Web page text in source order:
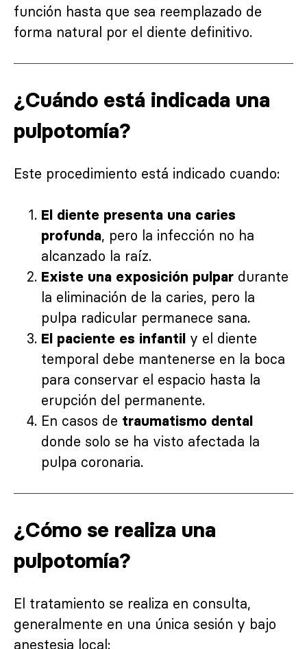
función hasta que sea reemplazado de
forma natural por el diente definitivo.
¿Cuándo está indicada una
pulpotomía?
Este procedimiento está indicado cuando:
El diente presenta una caries
profunda, pero la infección no ha
alcanzado la raíz.
Existe una exposición pulpar durante
la eliminación de la caries, pero la
pulpa radicular permanece sana.
El paciente es infantil y el diente
temporal debe mantenerse en la boca
para conservar el espacio hasta la
erupción del permanente.
En casos de traumatismo dental
donde solo se ha visto afectada la
pulpa coronaria.
¿Cómo se realiza una
pulpotomía?
El tratamiento se realiza en consulta,
generalmente en una única sesión y bajo
anestesia local: